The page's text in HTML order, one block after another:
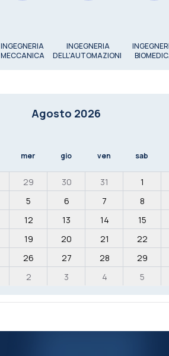
INGEGNERIA
MECCANICA
INGEGNERIA
DELL'AUTOMAZIONE
Agosto 2026
mer gio ven sab
29 30 31 1
5 6 7 8
12 13 14 15
19 20 21 22
26 27 28 29
2 3 4 5